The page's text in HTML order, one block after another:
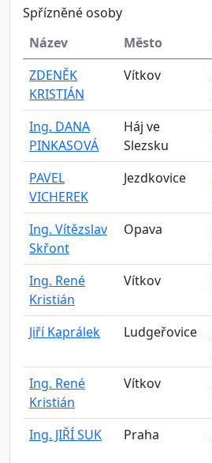
Spřízněné osoby
Název
Město
ZDENĚK
KRISTIÁN
Vítkov
Ing. DANA
PINKASOVÁ
Háj ve
Slezsku
PAVEL
VICHEREK
Jezdkovice
Ing. Vítězslav
Skřont
Opava
Ing. René
Kristián
Vítkov
Jiří Kaprálek
Ludgeřovice
Ing. René
Kristián
Vítkov
Ing. JIŘÍ SUK
Praha